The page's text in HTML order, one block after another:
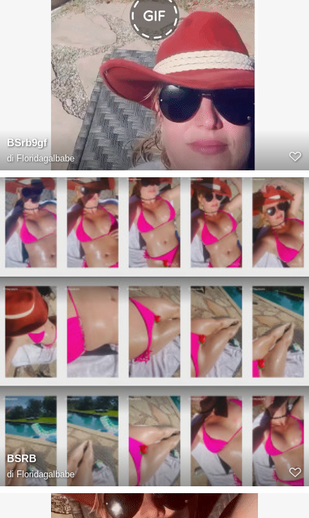
BSrb9gf
di Floridagalbabe
BSRB
di Floridagalbabe